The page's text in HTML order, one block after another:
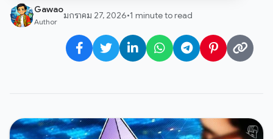
Gawao
Author
มกราคม 27, 2026•1 minute to read